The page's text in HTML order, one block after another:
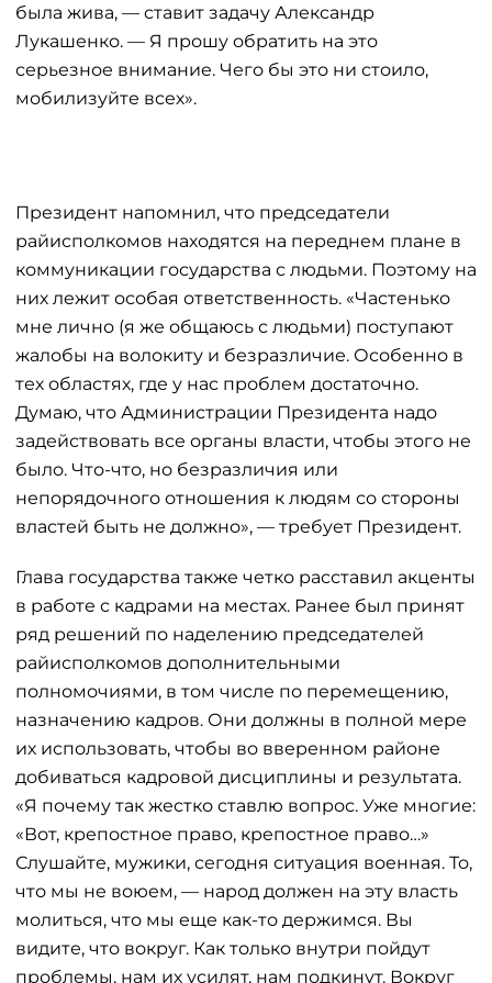
была жива, — ставит задачу Александр
Лукашенко. — Я прошу обратить на это
серьезное внимание. Чего бы это ни стоило,
мобилизуйте всех».
Президент напомнил, что председатели
райисполкомов находятся на переднем плане в
коммуникации государства с людьми. Поэтому на
них лежит особая ответственность. «Частенько
мне лично (я же общаюсь с людьми) поступают
жалобы на волокиту и безразличие. Особенно в
тех областях, где у нас проблем достаточно.
Думаю, что Администрации Президента надо
задействовать все органы власти, чтобы этого не
было. Что-что, но безразличия или
непорядочного отношения к людям со стороны
властей быть не должно», — требует Президент.
Глава государства также четко расставил акценты
в работе с кадрами на местах. Ранее был принят
ряд решений по наделению председателей
райисполкомов дополнительными
полномочиями, в том числе по перемещению,
назначению кадров. Они должны в полной мере
их использовать, чтобы во вверенном районе
добиваться кадровой дисциплины и результата.
«Я почему так жестко ставлю вопрос. Уже многие:
«Вот, крепостное право, крепостное право…»
Слушайте, мужики, сегодня ситуация военная. То,
что мы не воюем, — народ должен на эту власть
молиться, что мы еще как-то держимся. Вы
видите, что вокруг. Как только внутри пойдут
проблемы, нам их усилят, нам подкинут. Вокруг